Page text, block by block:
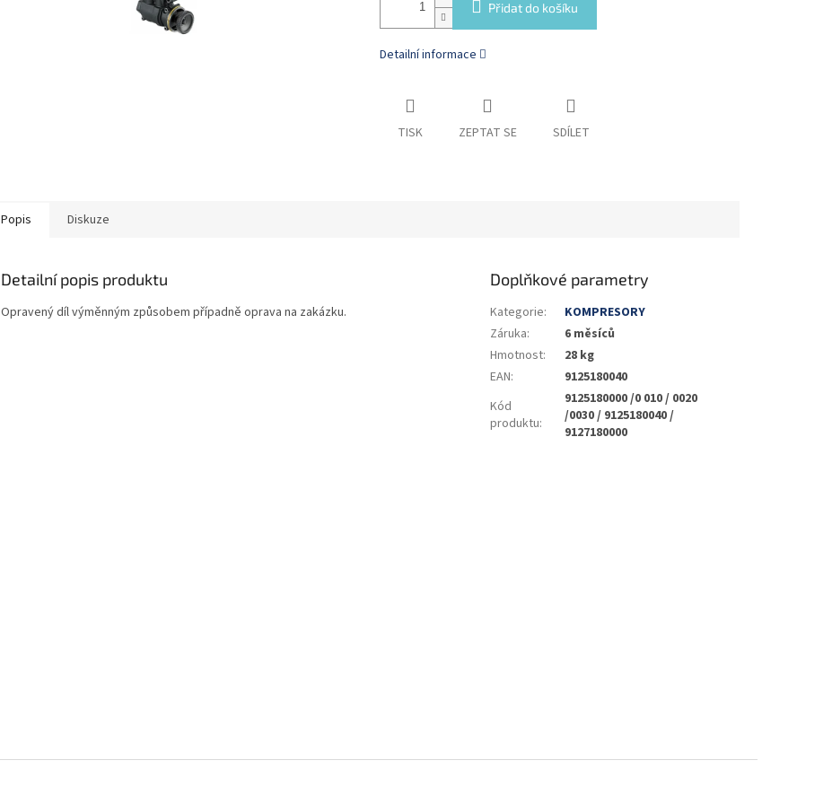
Přidat do košíku
Detailní informace
TISK ZEPTAT SE SDÍLET
Popis Diskuze
Detailní popis produktu
Opravený díl výměnným způsobem případně oprava na zakázku.
Doplňkové parametry
Kategorie:
KOMPRESORY
Záruka:
6 měsíců
Hmotnost:
28 kg
EAN:
9125180040
Kód
produktu:
9125180000 /0 010 / 0020
/0030 / 9125180040 /
9127180000